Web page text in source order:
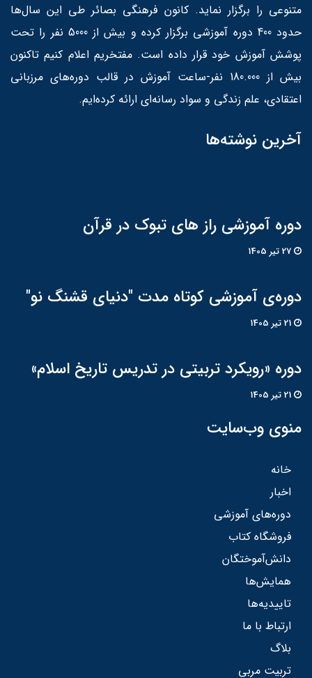
متنوعی را برگزار نماید. کانون فرهنگی بصائر طی این سال‌ها
حدود 400 دوره آموزشی برگزار کرده و بیش از 5000 نفر را تحت
پوشش آموزش خود قرار داده است. مفتخریم اعلام کنیم تاکنون
بیش از 180.000 نفر-ساعت آموزش در قالب دوره‌های مرزبانی
اعتقادی، علم زندگی و سواد رسانه‌ای ارائه کرده‌ایم.
آخرین نوشته‌ها
دوره آموزشی راز های تبوک در قرآن
دوره‌ی آموزشی کوتاه مدت "دنیای قشنگ نو"
دوره «رویکرد تربیتی در تدریس تاریخ اسلام»
منوی وب‌سایت
خانه
اخبار
دوره‌های آموزشی
فروشگاه کتاب
دانش‌آموختگان
همایش‌ها
تاییدیه‌ها
ارتباط با ما
بلاگ
تربیت مربی